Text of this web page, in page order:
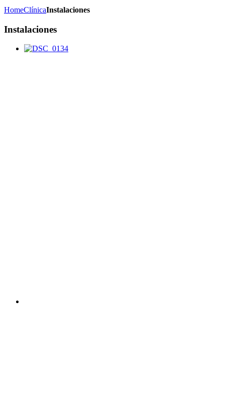
HomeClínicaInstalaciones
Instalaciones